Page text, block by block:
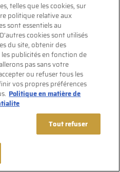
telles que les cookies, sur
politique relative aux
sont essentiels au
cookies sont utilisés
du site, obtenir des
publicités en fonction de
pas sans votre
ou refuser tous les
vos propres préférences
Politique en matière de
Tout refuser